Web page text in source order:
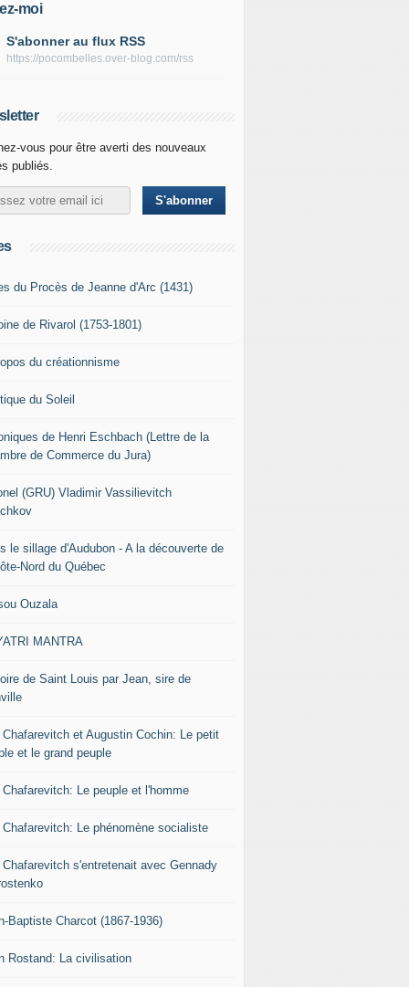
moi
S'abonner au flux RSS
https://pocombelles.over-blog.com/rss
vous pour être averti des nouveaux
publiés.
du Procès de Jeanne d'Arc (1431)
de Rivarol (1753-1801)
du créationnisme
du Soleil
de Henri Eschbach (Lettre de la
de Commerce du Jura)
(GRU) Vladimir Vassilievitch
le sillage d'Audubon - A la découverte de
Nord du Québec
Ouzala
MANTRA
de Saint Louis par Jean, sire de
Chafarevitch et Augustin Cochin: Le petit
et le grand peuple
Chafarevitch: Le peuple et l'homme
Chafarevitch: Le phénomène socialiste
Chafarevitch s'entretenait avec Gennady
Baptiste Charcot (1867-1936)
Rostand: La civilisation